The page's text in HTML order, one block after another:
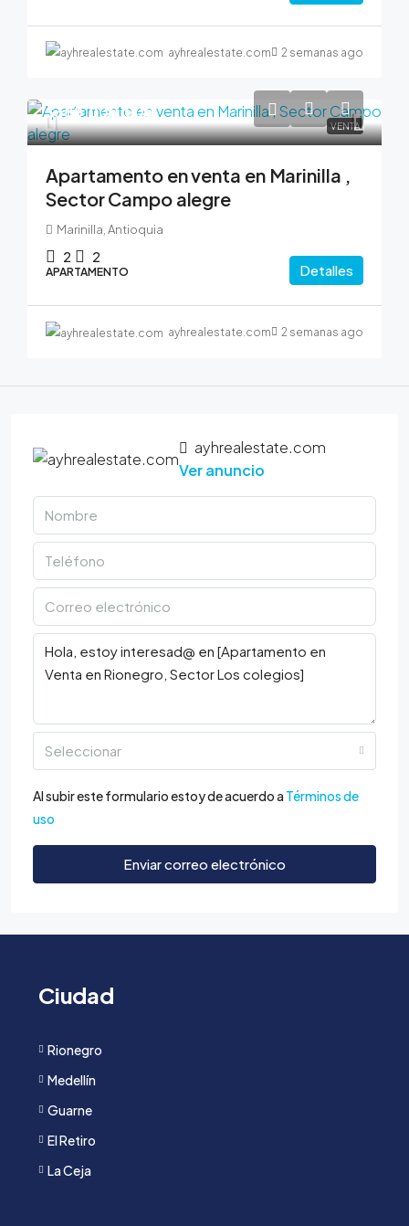
ayhrealestate.com 2 semanas ago
VENTA
$380,000,000
Apartamento en venta en Marinilla ,
Sector Campo alegre
Marinilla, Antioquia
2 2
APARTAMENTO Detalles
ayhrealestate.com 2 semanas ago
ayhrealestate.com
Ver anuncio
Seleccionar
Al subir este formulario estoy de acuerdo a Términos de
uso
Enviar correo electrónico
Ciudad
Rionegro
Medellín
Guarne
El Retiro
La Ceja